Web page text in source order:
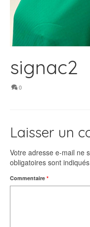
signac2
0
Laisser un
Votre adresse e-mail ne
obligatoires sont
Commentaire *